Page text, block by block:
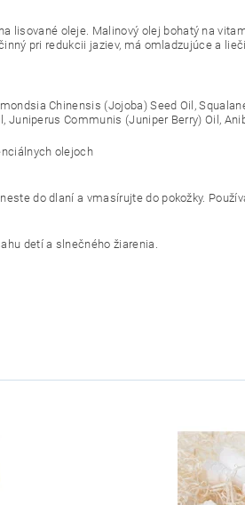
lisované oleje. Malinový olej bohatý na
pri redukcii jaziev, má omladzujúce a
Chinensis (Jojoba) Seed Oil,
Juniperus Communis (Juniper Berry) Oil,
olejoch
do dlaní a vmasírujte do pokožky.
detí a slnečného žiarenia.